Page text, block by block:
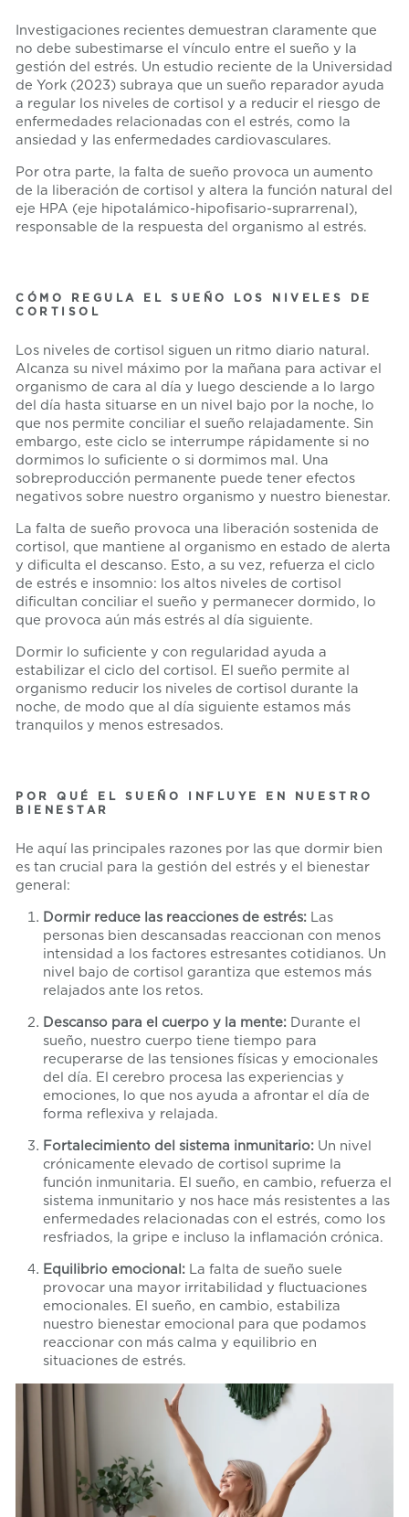
Investigaciones recientes demuestran claramente que
no debe subestimarse el vínculo entre el sueño y la
gestión del estrés. Un estudio reciente de la Universidad
de York (2023) subraya que un sueño reparador ayuda
a regular los niveles de cortisol y a reducir el riesgo de
enfermedades relacionadas con el estrés, como la
ansiedad y las enfermedades cardiovasculares.
Por otra parte, la falta de sueño provoca un aumento
de la liberación de cortisol y altera la función natural del
eje HPA (eje hipotalámico-hipofisario-suprarrenal),
responsable de la respuesta del organismo al estrés.
CÓMO REGULA EL SUEÑO LOS NIVELES DE
CORTISOL
Los niveles de cortisol siguen un ritmo diario natural.
Alcanza su nivel máximo por la mañana para activar el
organismo de cara al día y luego desciende a lo largo
del día hasta situarse en un nivel bajo por la noche, lo
que nos permite conciliar el sueño relajadamente. Sin
embargo, este ciclo se interrumpe rápidamente si no
dormimos lo suficiente o si dormimos mal. Una
sobreproducción permanente puede tener efectos
negativos sobre nuestro organismo y nuestro bienestar.
La falta de sueño provoca una liberación sostenida de
cortisol, que mantiene al organismo en estado de alerta
y dificulta el descanso. Esto, a su vez, refuerza el ciclo
de estrés e insomnio: los altos niveles de cortisol
dificultan conciliar el sueño y permanecer dormido, lo
que provoca aún más estrés al día siguiente.
Dormir lo suficiente y con regularidad ayuda a
estabilizar el ciclo del cortisol. El sueño permite al
organismo reducir los niveles de cortisol durante la
noche, de modo que al día siguiente estamos más
tranquilos y menos estresados.
POR QUÉ EL SUEÑO INFLUYE EN NUESTRO
BIENESTAR
He aquí las principales razones por las que dormir bien
es tan crucial para la gestión del estrés y el bienestar
general:
Dormir reduce las reacciones de estrés: Las
personas bien descansadas reaccionan con menos
intensidad a los factores estresantes cotidianos. Un
nivel bajo de cortisol garantiza que estemos más
relajados ante los retos.
Descanso para el cuerpo y la mente: Durante el
sueño, nuestro cuerpo tiene tiempo para
recuperarse de las tensiones físicas y emocionales
del día. El cerebro procesa las experiencias y
emociones, lo que nos ayuda a afrontar el día de
forma reflexiva y relajada.
Fortalecimiento del sistema inmunitario: Un nivel
crónicamente elevado de cortisol suprime la
función inmunitaria. El sueño, en cambio, refuerza el
sistema inmunitario y nos hace más resistentes a las
enfermedades relacionadas con el estrés, como los
resfriados, la gripe e incluso la inflamación crónica.
Equilibrio emocional: La falta de sueño suele
provocar una mayor irritabilidad y fluctuaciones
emocionales. El sueño, en cambio, estabiliza
nuestro bienestar emocional para que podamos
reaccionar con más calma y equilibrio en
situaciones de estrés.